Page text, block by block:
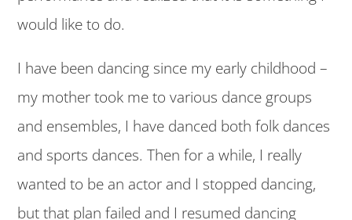
would like to do.
I have been dancing since my early childhood –
my mother took me to various dance groups
and ensembles, I have danced both folk dances
and sports dances. Then for a while, I really
wanted to be an actor and I stopped dancing,
but that plan failed and I resumed dancing